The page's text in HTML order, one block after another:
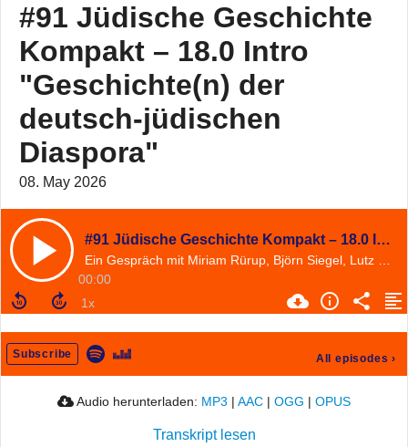
#91 Jüdische Geschichte
Kompakt – 18.0 Intro
"Geschichte(n) der
deutsch-jüdischen
Diaspora"
08. May 2026
#91 Jüdische Geschichte Kompakt – 18.0 Intro "Geschichte(n) der deutsch-jüdischen Diaspora"
00:00
Subscribe All episodes ›
Audio herunterladen: MP3 | AAC | OGG | OPUS
Transkript lesen